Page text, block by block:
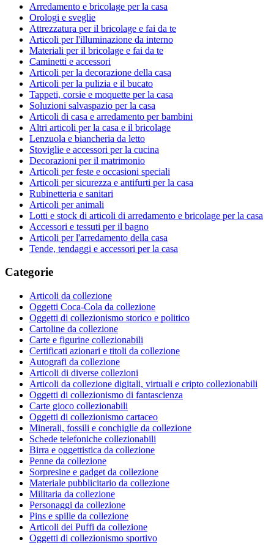
Arredamento e bricolage per la casa
Orologi e sveglie
Attrezzatura per il bricolage e fai da te
Articoli per l'illuminazione da interno
Materiali per il bricolage e fai da te
Caminetti e accessori
Articoli per la decorazione della casa
Articoli per la pulizia e il bucato
Tappeti, corsie e moquette per la casa
Soluzioni salvaspazio per la casa
Articoli di casa e arredamento per bambini
Altri articoli per la casa e il bricolage
Lenzuola e biancheria da letto
Stoviglie e accessori per la cucina
Decorazioni per il matrimonio
Articoli per feste e occasioni speciali
Articoli per sicurezza e antifurti per la casa
Rubinetteria e sanitari
Articoli per animali
Lotti e stock di articoli di arredamento e bricolage per la casa
Accessori e tessuti per il bagno
Articoli per l'arredamento della casa
Tende, tendaggi e accessori per la casa
Categorie
Articoli da collezione
Oggetti Coca-Cola da collezione
Oggetti di collezionismo storico e politico
Cartoline da collezione
Carte e figurine collezionabili
Certificati azionari e titoli da collezione
Autografi da collezione
Articoli di diverse collezioni
Articoli da collezione digitali, virtuali e cripto collezionabili
Oggetti di collezionismo di fantascienza
Carte gioco collezionabili
Oggetti di collezionismo cartaceo
Minerali, fossili e conchiglie da collezione
Schede telefoniche collezionabili
Birra e oggettistica da collezione
Penne da collezione
Sorpresine e gadget da collezione
Materiale pubblicitario da collezione
Militaria da collezione
Personaggi da collezione
Pins e spille da collezione
Articoli dei Puffi da collezione
Oggetti di collezionismo sportivo